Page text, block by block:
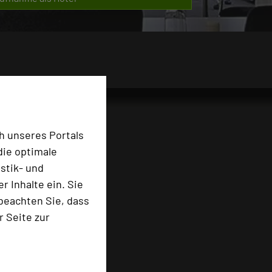
unseres Portals
optimale
und
Inhalte ein. Sie
Sie, dass
Seite zur